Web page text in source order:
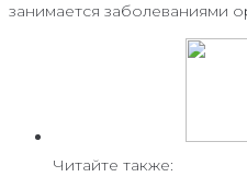
занимается заболеваниями
Читайте также: